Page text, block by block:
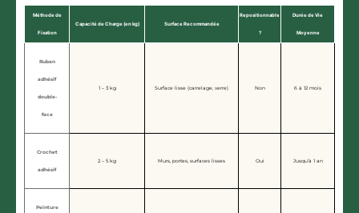
Méthode de
Fixation
Capacité de Charge (en kg) Surface Recommandée
Repositionnable
?
Durée de Vie
Moyenne
Ruban
adhésif
double-
face
1 – 3 kg Surface lisse (carrelage, verre) Non 6 à 12 mois
Crochet
adhésif
2 – 5 kg Murs, portes, surfaces lisses Oui Jusqu’à 1 an
Peinture